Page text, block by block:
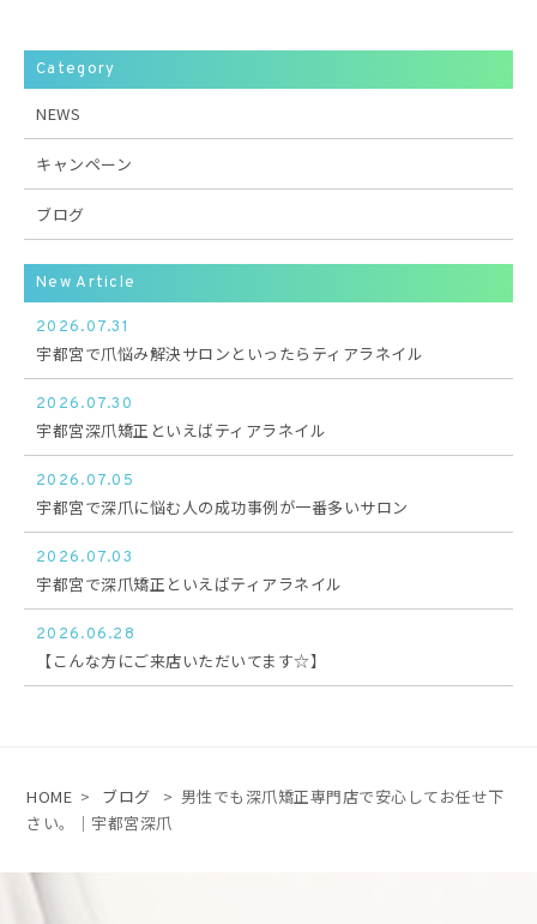
Category
NEWS
キャンペーン
ブログ
New Article
2026.07.31
宇都宮で爪悩み解決サロンといったらティアラネイル
2026.07.30
宇都宮深爪矯正といえばティアラネイル
2026.07.05
宇都宮で深爪に悩む人の成功事例が一番多いサロン
2026.07.03
宇都宮で深爪矯正といえばティアラネイル
2026.06.28
【こんな方にご来店いただいてます☆】
HOME > ブログ > 男性でも深爪矯正専門店で安心してお任せ下
さい。｜宇都宮深爪